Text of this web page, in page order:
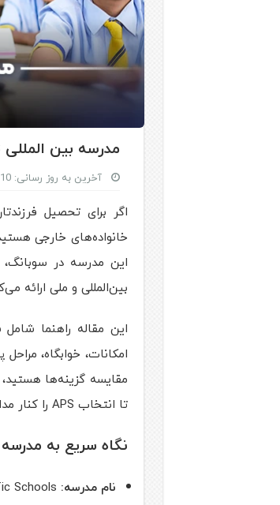
مدرسه بین‌ المللی APS مالزی
آخرین به روز رسانی: 10 تیر 1405
اگر برای تحصیل
بین‌المللی و ملی ارائه
امکانات، خوابگاه،
مقایسه گزینه‌ها
تا انتخاب APS را کنار مدارس دیگر دقیق‌تر بسنجید.
نگاه سریع به مدرسه APS مالزی
نام مدرسه: